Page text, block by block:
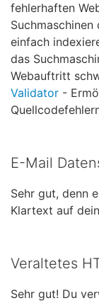
fehlerhaften
einfach
das
Webauftritt
Validator -
E-Mail
Sehr gut, denn
Klartext auf
Veraltetes
Sehr gut! Du